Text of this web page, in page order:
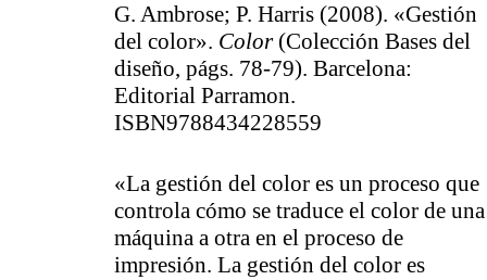
G. Ambrose; P. Harris (2008). «Gestión
del color». Color(Colección Bases del
diseño, págs. 78-79). Barcelona:
Editorial Parramon.
ISBN9788434228559
«La gestión del color es un proceso que
controla cómo se traduce el color de una
máquina a otra en el proceso de
impresión. La gestión del color es